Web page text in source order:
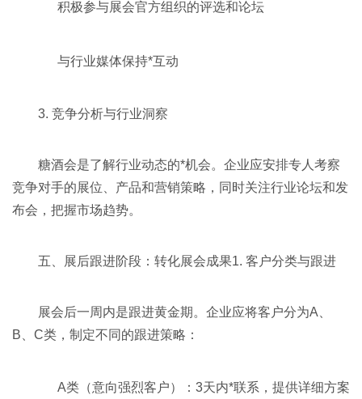
积极参与展会官方组织的评选和论坛
与行业媒体保持*互动
3. 竞争分析与行业洞察
糖酒会是了解行业动态的*机会。企业应安排专人考察
竞争对手的展位、产品和营销策略，同时关注行业论坛和发
布会，把握市场趋势。
五、展后跟进阶段：转化展会成果1. 客户分类与跟进
展会后一周内是跟进黄金期。企业应将客户分为A、
B、C类，制定不同的跟进策略：
A类（意向强烈客户）：3天内*联系，提供详细方案